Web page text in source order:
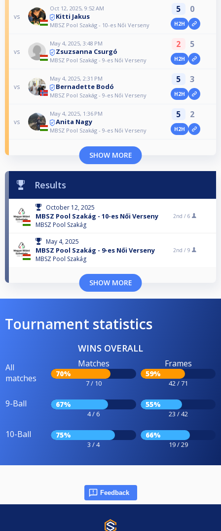
vs
Oct 12, 2025, 9:52 AM
Kitti Jakus
MBSZ Pool Szakág - 10-es Női Verseny
5 0
H2H
vs
May 4, 2025, 3:48 PM
Zsuzsanna Csurgó
MBSZ Pool Szakág - 9-es Női Verseny
2 5
H2H
vs
May 4, 2025, 2:31 PM
Bernadette Bodó
MBSZ Pool Szakág - 9-es Női Verseny
5 3
H2H
vs
May 4, 2025, 1:36 PM
Anita Nagy
MBSZ Pool Szakág - 9-es Női Verseny
5 2
H2H
SHOW MORE
Results
October 12, 2025
MBSZ Pool Szakág - 10-es Női Verseny
MBSZ Pool Szakág
2nd / 6
May 4, 2025
MBSZ Pool Szakág - 9-es Női Verseny
MBSZ Pool Szakág
2nd / 9
SHOW MORE
Tournament statistics
WINS OVERALL
All
matches
Matches
70%
7 / 10
Frames
59%
42 / 71
9-Ball 67%
4 / 6
55%
23 / 42
10-Ball 75%
3 / 4
66%
19 / 29
Feedback